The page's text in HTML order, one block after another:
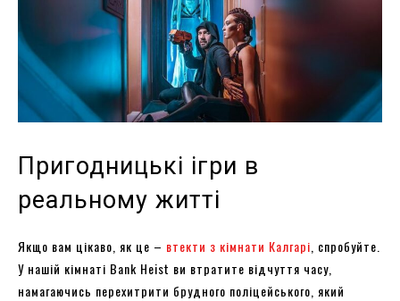
Пригодницькі ігри в
реальному житті
Якщо вам цікаво, як це – втекти з кімнати Калгарі , спробуйте.
У нашій кімнаті Bank Heist ви втратите відчуття часу,
намагаючись перехитрити брудного поліцейського, який